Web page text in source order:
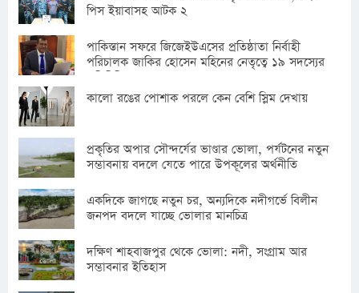
পিস ইয়াবাসহ আটক ২
পাকিস্তান সফরে জিজেইউএসের প্রতিষ্ঠাতা নির্বাহী
পরিচালক জাকির হোসেন মহিনের নেতৃত্বে ১৯ সদস্যের
কালো রঙের পোশাক পরলে কেন বেশি স্লিম দেখায়
প্রকৃতির অপার সৌন্দর্যের ভাণ্ডার ভোলা, পর্যটনের নতুন
সম্ভাবনায় বদলে যেতে পারে উপকূলের অর্থনীতি
একদিকে জাগছে নতুন চর, অন্যদিকে নদীগর্ভে বিলীন
জনপদ বদলে যাচ্ছে ভোলার মানচিত্র
দক্ষিণ শাহবাজপুর থেকে ভোলা: নদী, সংগ্রাম আর
সম্ভাবনার ইতিহাস